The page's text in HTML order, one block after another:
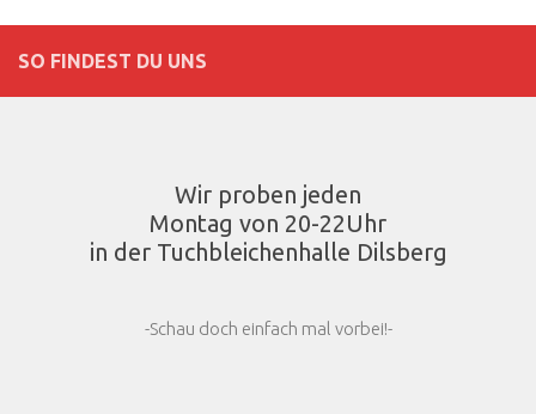
SO FINDEST DU UNS
Wir proben jeden
Montag von 20-22Uhr
in der Tuchbleichenhalle Dilsberg
-Schau doch einfach mal vorbei!-